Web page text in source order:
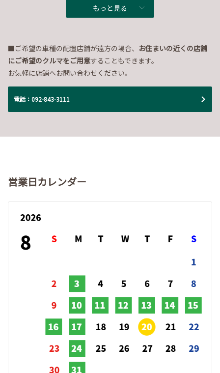
もっと見る
■ご希望の車種の配置店舗が遠方の場合、 お住まいの近くの店舗
にご希望のクルマをご用意することもできます。
お気軽に店舗へお問い合わせください。
電話：092-843-3111
営業日カレンダー